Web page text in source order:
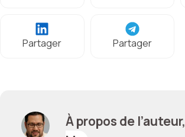
Partager Partager
À propos de l’auteur,